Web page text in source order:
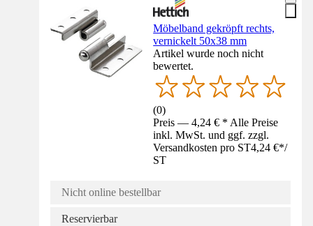
Möbelband gekröpft rechts,
vernickelt 50x38 mm
Artikel wurde noch nicht
bewertet.
(0)
Preis — 4,24 € * Alle Preise
inkl. MwSt. und ggf. zzgl.
Versandkosten pro ST4,24 €*/
ST
Nicht online bestellbar
Reservierbar